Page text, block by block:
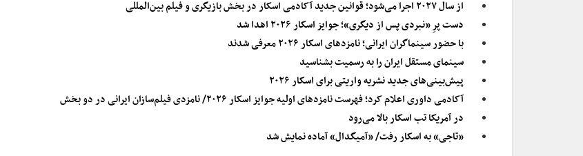
از سال ۲۰۲۷ اجرا می‌شود؛ قوانین جدید آکادمی اسکار در بخش بازیگری و فیلم بین‌المللی
دست پرِ «نبردی پس از دیگری»؛ جوایز اسکار ۲۰۲۶ اهدا شد
با حضور سینماگران ایرانی؛ نامزدهای اسکار ۲۰۲۶ معرفی شدند
سینمای مستقل ایران را به رسمیت بشناسید
پیش‌بینی‌های جدید نشریه واریتی برای اسکار ۲۰۲۶
آکادمی داوری اعلام کرد؛ فهرست نامزدهای اولیه جوایز اسکار ۲۰۲۶/ نامزدی فیلم‌سازان ایرانی در دو بخش
در آمریکا تب اسکار بالا می‌رود
«تاجی» به اسکار رفت/ «آمیگدال» آماده نمایش شد